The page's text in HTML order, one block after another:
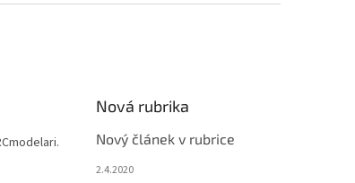
Nová rubrika
Nový článek v rubrice
2.4.2020